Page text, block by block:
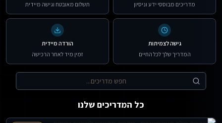
מדריכים מבוססי ידע וניסיון
תשלום מאובטח וגישה מיידית
גישה לצמיתות
המדריך שלך לכל החיים
הורדה מיידית
זמין מיד לאחר הרכישה
כל המדריכים שלנו